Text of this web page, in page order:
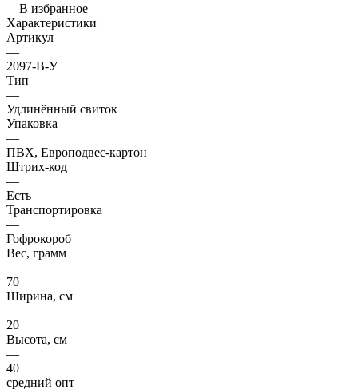
В избранное
Характеристики
Артикул
—
2097-В-У
Тип
—
Удлинённый свиток
Упаковка
—
ПВХ, Европодвес-картон
Штрих-код
—
Есть
Транспортировка
—
Гофрокороб
Вес, грамм
—
70
Ширина, см
—
20
Высота, см
—
40
средний опт